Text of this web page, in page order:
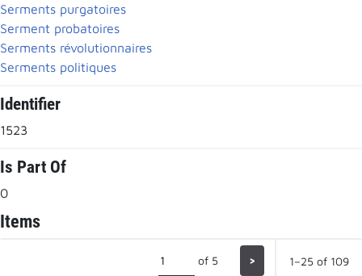
Serments purgatoires
Serment probatoires
Serments révolutionnaires
Serments politiques
Identifier
1523
Is Part Of
0
Items
of 5 > 1–25 of 109